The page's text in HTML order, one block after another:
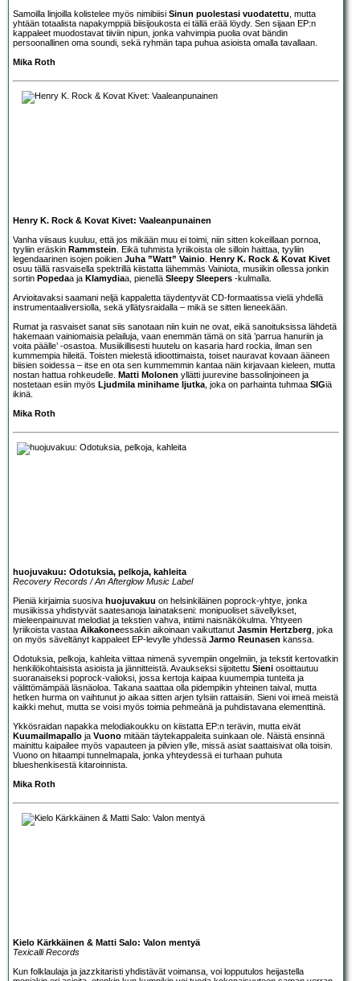
Samoilla linjoilla kolistelee myös nimibiisi Sinun puolestasi vuodatettu , mutta
yhtään totaalista napakymppiä biisijoukosta ei tällä erää löydy. Sen sijaan EP:n
kappaleet muodostavat tiiviin nipun, jonka vahvimpia puolia ovat bändin
persoonallinen oma soundi, sekä ryhmän tapa puhua asioista omalla tavallaan.
Mika Roth
Henry K. Rock & Kovat Kivet: Vaaleanpunainen
Vanha viisaus kuuluu, että jos mikään muu ei toimi, niin sitten kokeillaan pornoa,
tyyliin eräskin Rammstein . Eikä tuhmista lyriikoista ole silloin haittaa, tyyliin
legendaarinen isojen poikien Juha ”Watt” Vainio Henry K. Rock & Kovat Kivet
osuu tällä rasvaisella spektrillä kiistatta lähemmäs Vainiota, musiikin ollessa jonkin
sortin Popedaa ja Klamydiaa, pienellä Sleepy Sleepers -kulmalla.
Arvioitavaksi saamani neljä kappaletta täydentyvät CD-formaatissa vielä yhdellä
instrumentaaliversiolla, sekä yllätysraidalla – mikä se sitten lieneekään.
Rumat ja rasvaiset sanat siis sanotaan niin kuin ne ovat, eikä sanoituksissa lähdetä
hakemaan vainiomaisia pelailuja, vaan enemmän tämä on sitä ’parrua hanuriin ja
voita päälle’ -osastoa. Musiikillisesti huutelu on kasaria hard rockia, ilman sen
kummempia hileitä. Toisten mielestä idioottimaista, toiset nauravat kovaan ääneen
biisien soidessa – itse en ota sen kummemmin kantaa näin kirjavaan kieleen, mutta
nostan hattua rohkeudelle. Matti Molonen yllätti juurevine bassolinjoineen ja
nostetaan esiin myös Ljudmila minihame ljutka , joka on parhainta tuhmaa SIGiä
ikinä.
Mika Roth
huojuvakuu: Odotuksia, pelkoja, kahleita
Recovery Records / An Afterglow Music Label
Pieniä kirjaimia suosiva huojuvakuu on helsinkiläinen poprock-yhtye, jonka
musiikissa yhdistyvät saatesanoja lainatakseni: monipuoliset sävellykset,
mieleenpainuvat melodiat ja tekstien vahva, intiimi naisnäkökulma. Yhtyeen
lyriikoista vastaa Aikakoneessakin aikoinaan vaikuttanut Jasmin Hertzberg , joka
on myös säveltänyt kappaleet EP-levylle yhdessä Jarmo Reunasen kanssa.
Odotuksia, pelkoja, kahleita viittaa nimenä syvempiin ongelmiin, ja tekstit kertovatkin
henkilökohtaisista asioista ja jännitteistä. Avaukseksi sijoitettu Sieni osoittautuu
suoranaiseksi poprock-valioksi, jossa kertoja kaipaa kuumempia tunteita ja
välittömämpää läsnäoloa. Takana saattaa olla pidempikin yhteinen taival, mutta
hetken hurma on vaihtunut jo aikaa sitten arjen tylsiin rattaisiin. Sieni voi imeä meistä
kaikki mehut, mutta se voisi myös toimia pehmeänä ja puhdistavana elementtinä.
Ykkösraidan napakka melodiakoukku on kiistatta EP:n terävin, mutta eivät
Kuumailmapallo ja Vuono mitään täytekappaleita suinkaan ole. Näistä ensinnä
mainittu kaipailee myös vapauteen ja pilvien ylle, missä asiat saattaisivat olla toisin.
Vuono on hitaampi tunnelmapala, jonka yhteydessä ei turhaan puhuta
blueshenkisestä kitaroinnista.
Mika Roth
Kielo Kärkkäinen & Matti Salo: Valon mentyä
Texicalli Records
Kun folklaulaja ja jazzkitaristi yhdistävät voimansa, voi lopputulos heijastella